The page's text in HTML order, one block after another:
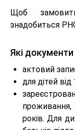
Щоб
знадобиться
Які
актовий
для дітей
років. Для